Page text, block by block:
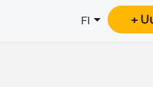
FI +